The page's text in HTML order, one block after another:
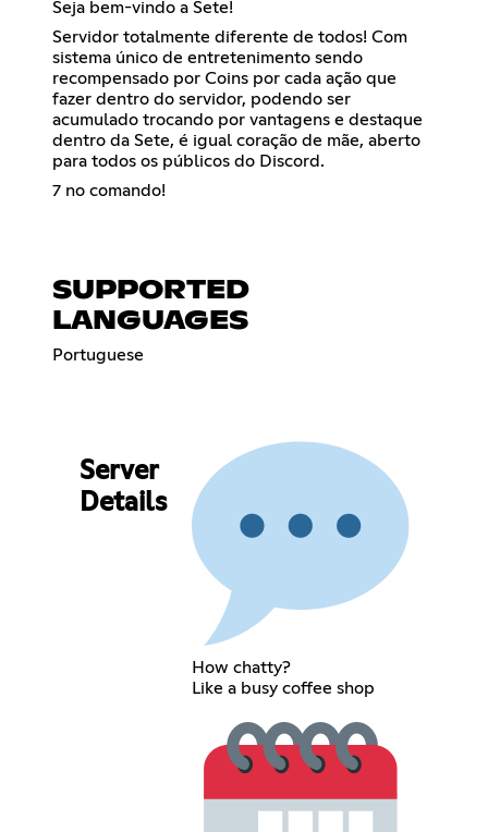
Seja bem-vindo a Sete!
Servidor totalmente diferente de todos! Com
sistema único de entretenimento sendo
recompensado por Coins por cada ação que
fazer dentro do servidor, podendo ser
acumulado trocando por vantagens e destaque
dentro da Sete, é igual coração de mãe, aberto
para todos os públicos do Discord.
7 no comando!
SUPPORTED
LANGUAGES
Portuguese
Server
Details
How chatty?
Like a busy coffee shop